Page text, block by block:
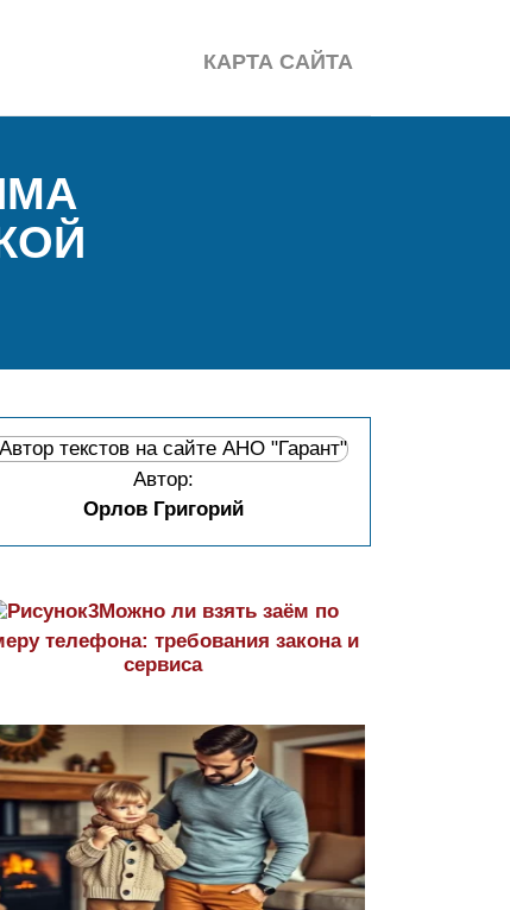
КАРТА САЙТА
Автор:
Орлов Григорий
Можно ли взять заём по
телефона: требования закона и
сервиса